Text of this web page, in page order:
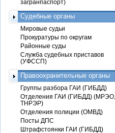
загранпаспорт)
Судебные органы
Мировые судьи
Прокуратуры по округам
Районные суды
Служба судебных приставов
(УФССП)
Правоохранительные органы
Группы разбора ГАИ (ГИБДД)
Отделения ГАИ (ГИБДД) (МРЭО,
ТНРЭР)
Отделения полиции (ОМВД)
Посты ДПС
Штрафстоянки ГАИ (ГИБДД)